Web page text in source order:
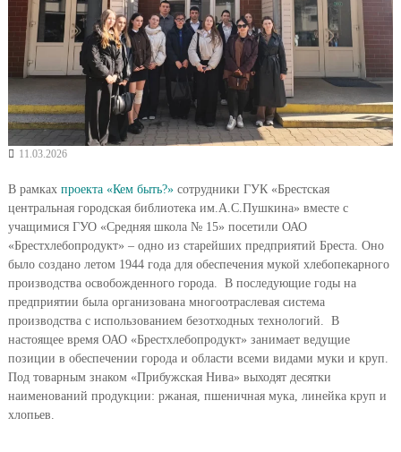
11.03.2026
В рамках проекта «Кем быть?» сотрудники ГУК «Брестская
центральная городская библиотека им.А.С.Пушкина» вместе с
учащимися ГУО «Средняя школа № 15» посетили ОАО
«Брестхлебопродукт» – одно из старейших предприятий Бреста. Оно
было создано летом 1944 года для обеспечения мукой хлебопекарного
производства освобожденного города. В последующие годы на
предприятии была организована многоотраслевая система
производства с использованием безотходных технологий. В
настоящее время ОАО «Брестхлебопродукт» занимает ведущие
позиции в обеспечении города и области всеми видами муки и круп.
Под товарным знаком «Прибужская Нива» выходят десятки
наименований продукции: ржаная, пшеничная мука, линейка круп и
хлопьев.